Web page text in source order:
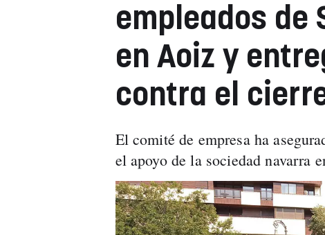
empleados de
en Aoiz y
contra el
El comité de empresa ha
el apoyo de la sociedad navarra